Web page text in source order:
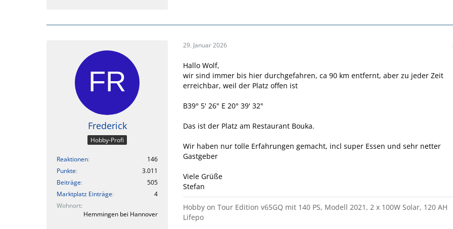
Frederick
Hobby-Profi
Reaktionen
146
Punkte
3.011
Beiträge
505
Marktplatz Einträge
4
Wohnort
Hemmingen bei Hannover
29. Januar 2026
Hallo Wolf,
wir sind immer bis hier durchgefahren, ca 90 km entfernt, aber zu jeder Zeit
erreichbar, weil der Platz offen ist
B39° 5' 26" E 20° 39' 32"
Das ist der Platz am Restaurant Bouka.
Wir haben nur tolle Erfahrungen gemacht, incl super Essen und sehr netter
Gastgeber
Viele Grüße
Stefan
Hobby on Tour Edition v65GQ mit 140 PS, Modell 2021, 2 x 100W Solar, 120 AH
Lifepo